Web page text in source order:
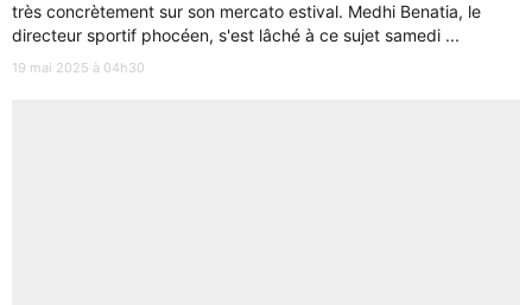
très concrètement sur son mercato estival. Medhi Benatia, le
directeur sportif phocéen, s'est lâché à ce sujet samedi ...
19 mai 2025 à 04h30